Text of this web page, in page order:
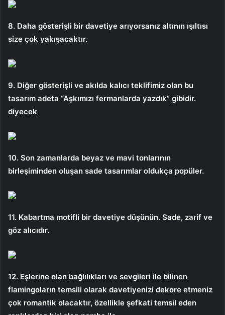
8. Daha gösterişli bir davetiye arıyorsanız altının ışıltısı
size çok yakışacaktır.
9. Diğer gösterişli ve akılda kalıcı teklifimiz olan bu
tasarım adeta “Aşkımızı fermanlarda yazdık” gibidir.
diyecek
10. Son zamanlarda beyaz ve mavi tonlarının
birleşiminden oluşan sade tasarımlar oldukça popüler.
11. Kabartma motifli bir davetiye düşünün. Sade, zarif ve
göz alıcıdır.
12. Eşlerine olan bağlılıkları ve sevgileri ile bilinen
flamingoların temsili olarak davetiyenizi dekore etmeniz
çok romantik olacaktır, özellikle şefkati temsil eden